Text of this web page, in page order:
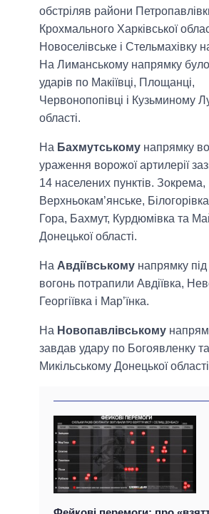
обстріляв райони
Крохмального Харківської
Новоселівське і Стельмахівку
На Лиманському напрямку
ударів по Макіївці, Площанці,
Червонопопівці і Кузьминому
області.
На Бахмутському напрямку
ураження ворожої артилерії
14 населених пунктів. Зокрема,
Верхньокам’янське,
Гора, Бахмут, Курдюмівка та
Донецької області.
На Авдіївському напрямку
вогонь потрапили Авдіївка,
Георгіївка і Мар’їнка.
На Новопавлівському
завдав удару по Богоявленку та
Микільському Донецької